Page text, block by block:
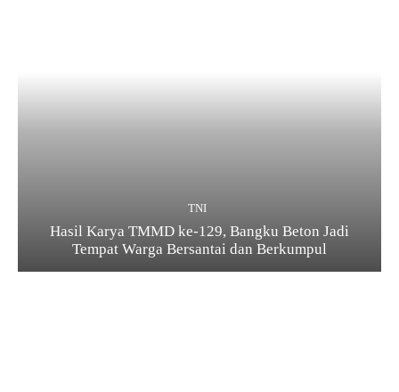
TNI
Hasil Karya TMMD ke-129, Bangku Beton Jadi
Tempat Warga Bersantai dan Berkumpul